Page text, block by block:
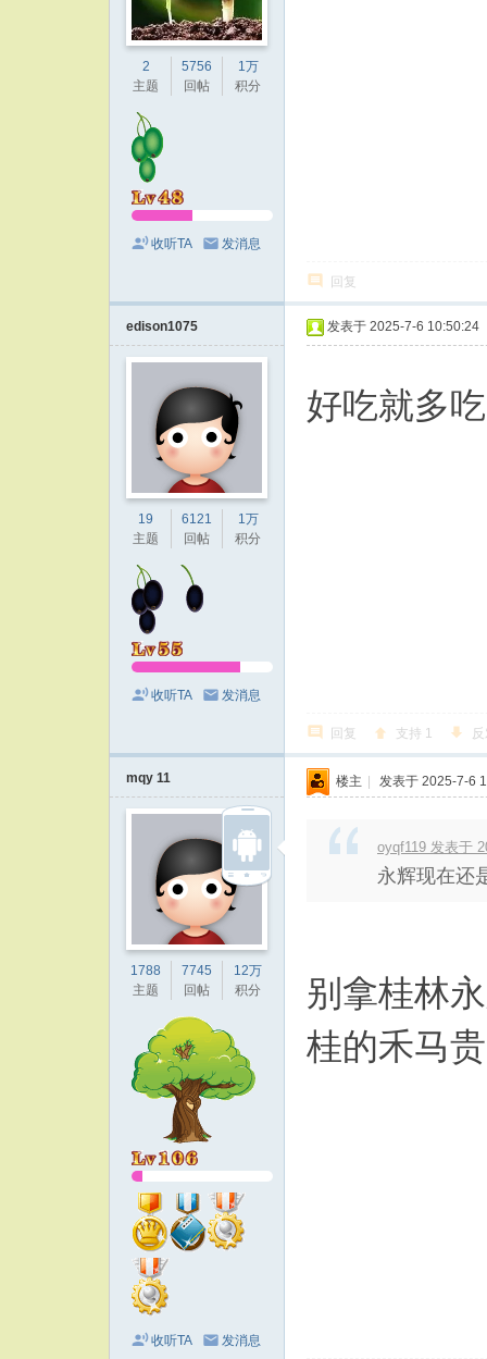
2
主题
5756
回帖
1万
积分
收听TA 发消息
回复
edison1075
19
主题
6121
回帖
1万
积分
收听TA 发消息
发表于 2025-7-6 10:50:24
好吃就多
回复 支持 1
mqy 11
1788
主题
7745
回帖
12万
积分
收听TA 发消息
楼主 | 发表于 2025-7-6
oyqf119 发表于
永辉现在还
别拿桂林
桂的禾马